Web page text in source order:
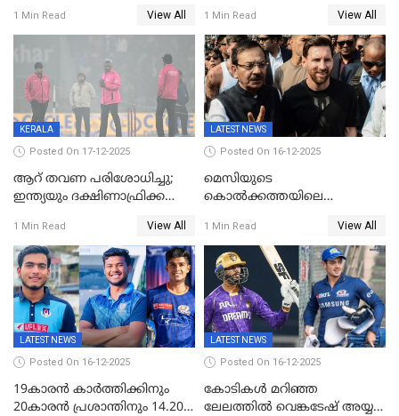
മാറ്റം
1 Min Read View All
ഇന്ത്യ ഫൈനലിൽ
1 Min Read View All
KERALA
Posted On 17-12-2025
ആറ് തവണ പരിശോധിച്ചു;
ഇന്ത്യയും ദക്ഷിണാഫ്രിക്കയും
ഉപേക്ഷിച്ചു
1 Min Read View All
LATEST NEWS
Posted On 16-12-2025
മെസിയുടെ
കൊൽക്കത്തയിലെ
സംഘർഷം: കായിക മന്ത്രി
അരൂപ് ബിശ്വാസ് രാജിവച്ചു
1 Min Read View All
LATEST NEWS
Posted On 16-12-2025
19കാരൻ കാർത്തിക്കിനും
20കാരൻ പ്രശാന്തിനും 14.20
LATEST NEWS
Posted On 16-12-2025
കോടികൾ മറിഞ്ഞ
ലേലത്തിൽ വെങ്കടേഷ് അയ്യര്‍